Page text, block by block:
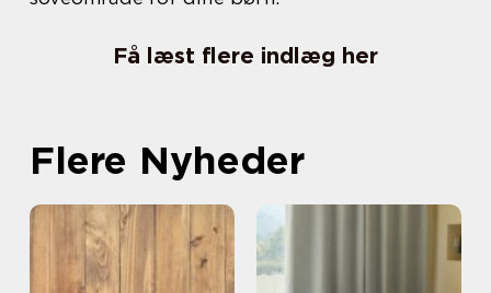
Få læst flere indlæg her
Flere Nyheder